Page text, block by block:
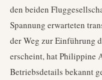
den beiden
Spannung erwarteten
der Weg zur Einführung
erscheint, hat Philippine
Betriebsdetails bekannt